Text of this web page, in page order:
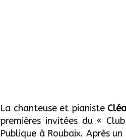
La chanteuse et pianiste
premières invitées du «
Publique à Roubaix. Après